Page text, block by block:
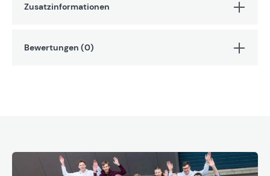
Zusatzinformationen
Bewertungen (0)